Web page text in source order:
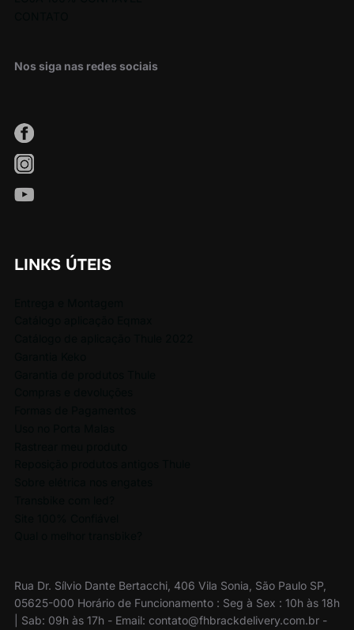
Nos siga nas redes sociais
LINKS ÚTEIS
Rua Dr. Sílvio Dante Bertacchi, 406 Vila Sonia, São Paulo SP,
05625-000 Horário de Funcionamento : Seg à Sex : 10h às 18h
| Sab: 09h às 17h - Email: contato@fhbrackdelivery.com.br -